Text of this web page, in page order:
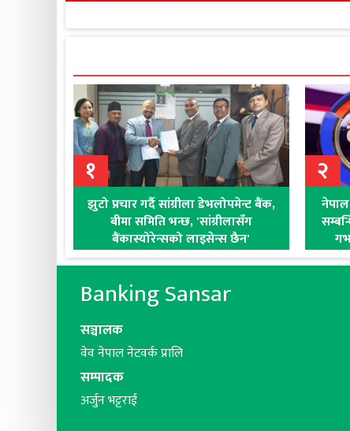
१
झुटो प्रचार गर्दै सांग्रीला डेभलोपमेन्ट बैंक,
बीमा समिति भन्छ, 'सांग्रीलासँग
बैंकास्योरेन्सको लाइसेन्स छैन'
२
Banking Sansar
सञ्चालक
वेव नेपाल नेटवर्क प्रालि
सम्पादक
अर्जुन भट्टराई